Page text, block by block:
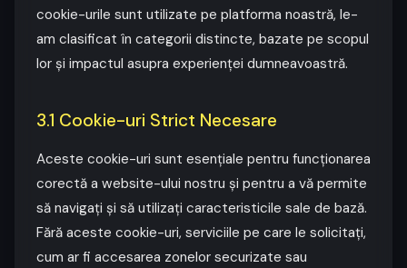
cookie-urile sunt utilizate pe platforma noastră, le-
am clasificat în categorii distincte, bazate pe scopul
lor și impactul asupra experienței dumneavoastră.
3.1 Cookie-uri Strict Necesare
Aceste cookie-uri sunt esențiale pentru funcționarea
corectă a website-ului nostru și pentru a vă permite
să navigați și să utilizați caracteristicile sale de bază.
Fără aceste cookie-uri, serviciile pe care le solicitați,
cum ar fi accesarea zonelor securizate sau